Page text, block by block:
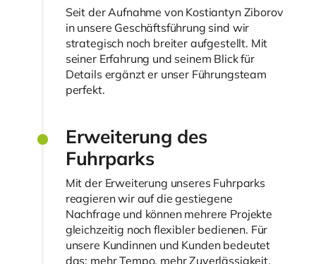
Seit der Aufnahme von Kostiantyn Ziborov
in unsere Geschäftsführung sind wir
strategisch noch breiter aufgestellt. Mit
seiner Erfahrung und seinem Blick für
Details ergänzt er unser Führungsteam
perfekt.
Erweiterung des
Fuhrparks
Mit der Erweiterung unseres Fuhrparks
reagieren wir auf die gestiegene
Nachfrage und können mehrere Projekte
gleichzeitig noch flexibler bedienen. Für
unsere Kundinnen und Kunden bedeutet
das: mehr Tempo, mehr Zuverlässigkeit.